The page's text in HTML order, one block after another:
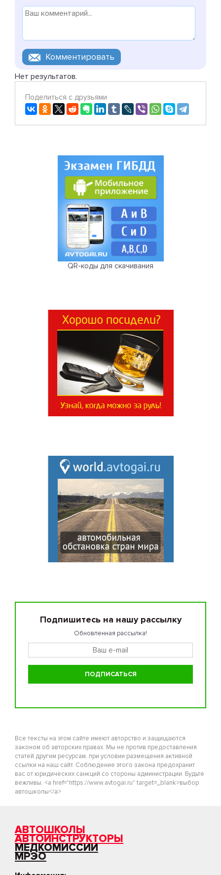
Нет результатов.
Поделиться с друзьями
QR-коды для скачивания
Подпишитесь на нашу рассылку
Обновленная рассылка!
Все тексты на этом сайте имеют авторство и защищаются
законом об авторских правах. Мы не против предоставления
статей другим ресурсам, при условии размещения активной
ссылки на наш сайт. Соблюдение этого закона предохранит
вас от юридических санкций со стороны администрации. Будьте
вежливы. <a href="https://www.avtogai.ru" target=_blank>выбор
автошколы</a>
АВТОШКОЛЫ
АВТОИНСТРУКТОРЫ
МЕДКОМИССИИ
МРЭО